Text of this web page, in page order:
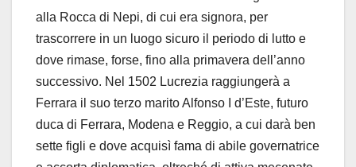
alla Rocca di Nepi, di cui era signora, per
trascorrere in un luogo sicuro il periodo di lutto e
dove rimase, forse, fino alla primavera dell’anno
successivo. Nel 1502 Lucrezia raggiungerà a
Ferrara il suo terzo marito Alfonso I d’Este, futuro
duca di Ferrara, Modena e Reggio, a cui darà ben
sette figli e dove acquisì fama di abile governatrice